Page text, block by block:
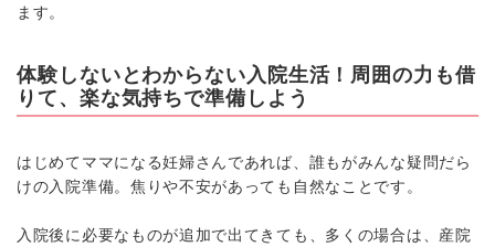
ます。
体験しないとわからない入院生活！周囲の力も借
りて、楽な気持ちで準備しよう
はじめてママになる妊婦さんであれば、誰もがみんな疑問だら
けの入院準備。焦りや不安があっても自然なことです。
入院後に必要なものが追加で出てきても、多くの場合は、産院